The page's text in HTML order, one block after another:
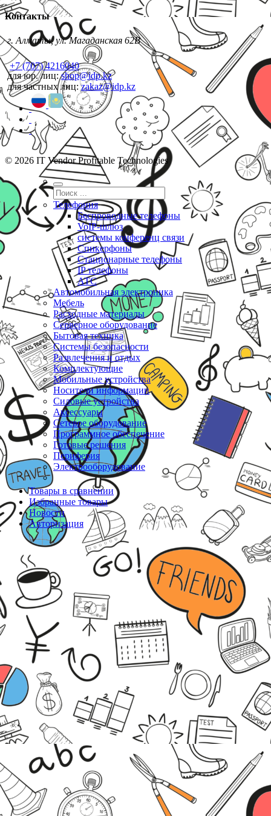
Контакты
г. Алматы, ул. Магаданская 62В
+7 (707) 4216040
для юр. лиц:shop@idp.kz
для частных лиц:zakaz@idp.kz
© 2026 IT Vendor Profitable Technologies
Телефония
Беспроводные телефоны
VoIP-шлюз
системы конференц связи
Спикерфоны
Стационарные телефоны
IP телефоны
АТС
Автомобильная электроника
Мебель
Расходные материалы
Серверное оборудование
Бытовая техника
Системы безопасности
Развлечения и отдых
Комплектующие
Мобильные устройства
Носители информации
Силовые устройства
Аксессуары
Сетевое оборудование
Программное обеспечение
Готовые решения
Периферия
Электрооборудование
Товары в сравнении
Избранные товары
Новости
Авторизация